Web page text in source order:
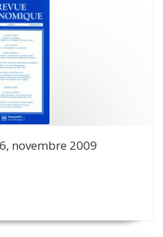
novembre 2009